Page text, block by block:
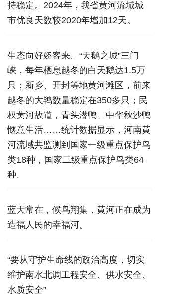
持稳定。2024年，我省黄河流域城
市优良天数较2020年增加12天。
生态向好娇客来。“天鹅之城”三门
峡，每年栖息越冬的白天鹅达1.5万
只；新乡、开封等地黄河滩区，前来
越冬的大鸨数量稳定在350多只；民
权黄河故道，青头潜鸭、中华秋沙鸭
惬意生活……统计数据显示，河南黄
河流域共监测到国家一级重点保护鸟
类18种，国家二级重点保护鸟类64
种。
蓝天常在，候鸟翔集，黄河正在成为
造福人民的幸福河。
“要从守护生命线的政治高度，切实
维护南水北调工程安全、供水安全、
水质安全”